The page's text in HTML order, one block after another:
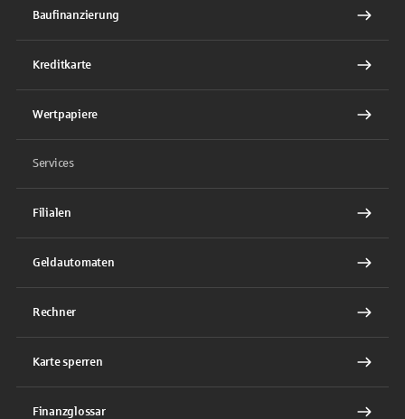
Baufinanzierung
Kreditkarte
Wertpapiere
Services
Filialen
Geldautomaten
Rechner
Karte sperren
Finanzglossar